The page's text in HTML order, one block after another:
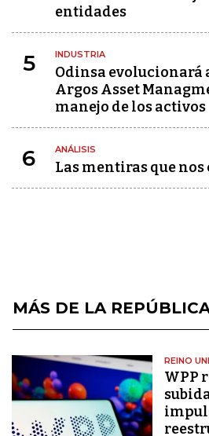
entidades
5 INDUSTRIA
Odinsa evolucionará
Argos Asset
manejo de los activos
6 ANÁLISIS
Las mentiras que
MÁS DE LA
REINO
WPP